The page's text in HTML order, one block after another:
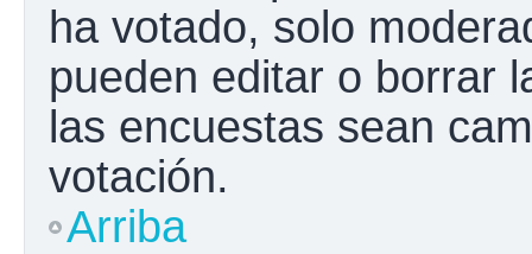
ha votado, solo
pueden editar o borrar
las encuestas sean
votación.
Arriba